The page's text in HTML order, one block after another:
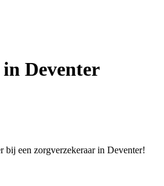
Deventer
bij een zorgverzekeraar in Deventer!